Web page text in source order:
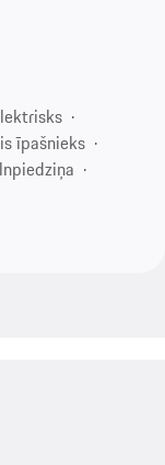
īpašnieks